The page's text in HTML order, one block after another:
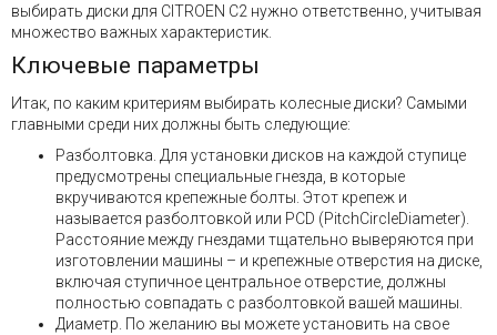
выбирать диски для CITROEN C2 нужно ответственно, учитывая
множество важных характеристик.
Ключевые параметры
Итак, по каким критериям выбирать колесные диски? Самыми
главными среди них должны быть следующие:
Разболтовка. Для установки дисков на каждой ступице
предусмотрены специальные гнезда, в которые
вкручиваются крепежные болты. Этот крепеж и
называется разболтовкой или PCD (PitchCircleDiameter).
Расстояние между гнездами тщательно выверяются при
изготовлении машины – и крепежные отверстия на диске,
включая ступичное центральное отверстие, должны
полностью совпадать с разболтовкой вашей машины.
Диаметр. По желанию вы можете установить на свое